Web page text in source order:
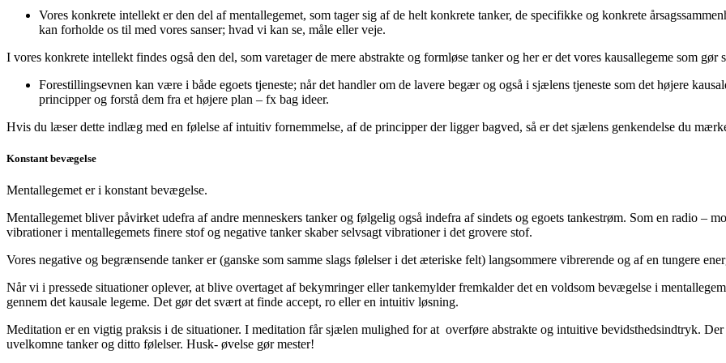
Vores konkrete intellekt er den del af mentallegemet, som tager sig af de helt konkrete tanker, de specifikke og konkrete
kan forholde os til med vores sanser; hvad vi kan se, måle eller veje.
I vores konkrete intellekt findes også den del, som varetager de mere abstrakte og formløse tanker og her er det vores kausallegeme som gør
Forestillingsevnen kan være i både egoets tjeneste; når det handler om de lavere begær og også i sjælens tjeneste som det højere
principper og forstå dem fra et højere plan – fx bag ideer.
Hvis du læser dette indlæg med en følelse af intuitiv fornemmelse, af de principper der ligger bagved, så er det sjælens genkendelse du
Konstant bevægelse
Mentallegemet er i konstant bevægelse.
Mentallegemet bliver påvirket udefra af andre menneskers tanker og følgelig også indefra af sindets og egoets tankestrøm. Som en radio –
vibrationer i mentallegemets finere stof og negative tanker skaber selvsagt vibrationer i det grovere stof.
Vores negative og begrænsende tanker er (ganske som samme slags følelser i det æteriske felt) langsommere vibrerende og af en tungere
Når vi i pressede situationer oplever, at blive overtaget af bekymringer eller tankemylder fremkalder det en voldsom bevægelse i
gennem det kausale legeme. Det gør det svært at finde accept, ro eller en intuitiv løsning.
Meditation er en vigtig praksis i de situationer. I meditation får sjælen mulighed for at overføre abstrakte og intuitive bevidsthedsindtryk.
uvelkomne tanker og ditto følelser. Husk- øvelse gør mester!